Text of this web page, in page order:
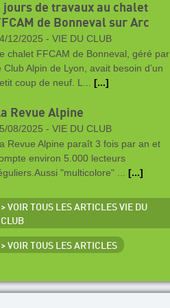
jours de travaux au chalet
de Bonneval sur Arc
12/2025 - VIE DU CLUB
chalet FFCAM de Bonneval, géré par
Club Alpin de Lyon, avait besoin d’un
coup de neuf. L... [...]
Revue Alpine
08/2025 - VIE DU CLUB
Revue Alpine paraît 3 fois par an et
environ 5.000 lecteurs
"multicolore" ... [...]
> VOIR TOUS LES ARTICLES VIE DU
CLUB
> VOIR TOUS LES ARTICLES